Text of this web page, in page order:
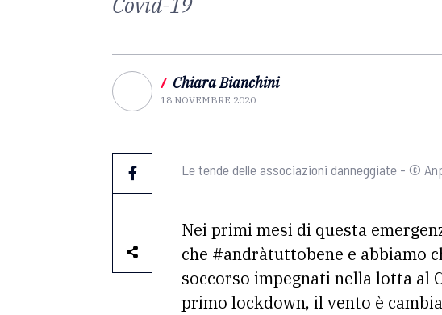
/ Chiara Bianchini
18 NOVEMBRE 2020
Le tende delle associazioni danneggiate - ©
Nei primi mesi di questa
che #andràtuttobene e abbiamo
soccorso impegnati nella lotta al
primo lockdown, il vento è